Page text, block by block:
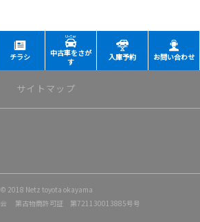
チラシ
中古車をさが
す
入庫予約 お問い合わせ
サイトマップ
© 2018 Netz toyota okayama
会 第古物商許可証 第721130013885号号